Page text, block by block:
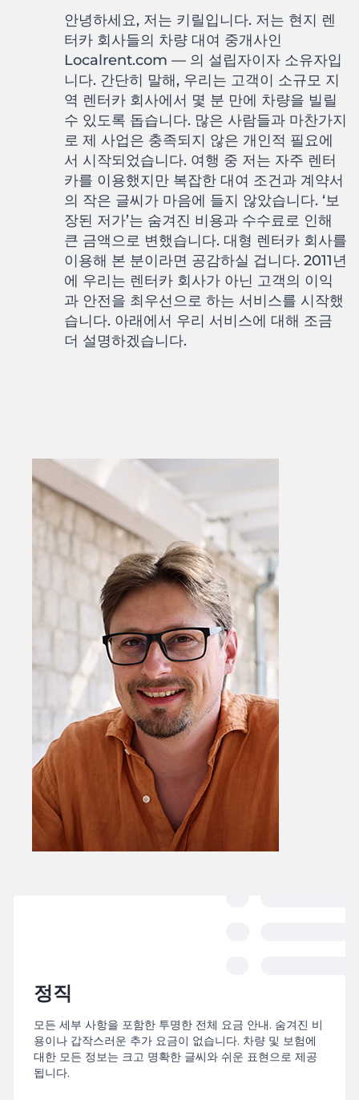
안녕하세요, 저는 키릴입니다. 저는 현지 렌
터카 회사들의 차량 대여 중개사인
Localrent.com — 의 설립자이자 소유자입
니다. 간단히 말해, 우리는 고객이 소규모 지
역 렌터카 회사에서 몇 분 만에 차량을 빌릴
수 있도록 돕습니다. 많은 사람들과 마찬가지
로 제 사업은 충족되지 않은 개인적 필요에
서 시작되었습니다. 여행 중 저는 자주 렌터
카를 이용했지만 복잡한 대여 조건과 계약서
의 작은 글씨가 마음에 들지 않았습니다. ‘보
장된 저가’는 숨겨진 비용과 수수료로 인해
큰 금액으로 변했습니다. 대형 렌터카 회사를
이용해 본 분이라면 공감하실 겁니다. 2011년
에 우리는 렌터카 회사가 아닌 고객의 이익
과 안전을 최우선으로 하는 서비스를 시작했
습니다. 아래에서 우리 서비스에 대해 조금
더 설명하겠습니다.
정직
모든 세부 사항을 포함한 투명한 전체 요금 안내. 숨겨진 비
용이나 갑작스러운 추가 요금이 없습니다. 차량 및 보험에
대한 모든 정보는 크고 명확한 글씨와 쉬운 표현으로 제공
됩니다.